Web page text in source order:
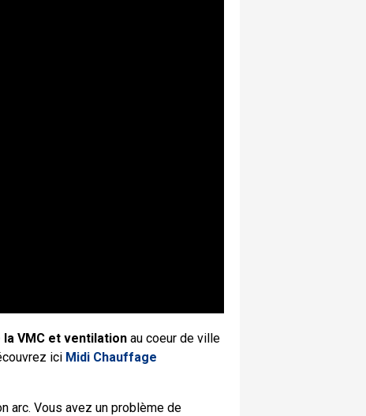
VMC et ventilation au coeur de ville
ici Midi Chauffage
arc. Vous avez un problème de